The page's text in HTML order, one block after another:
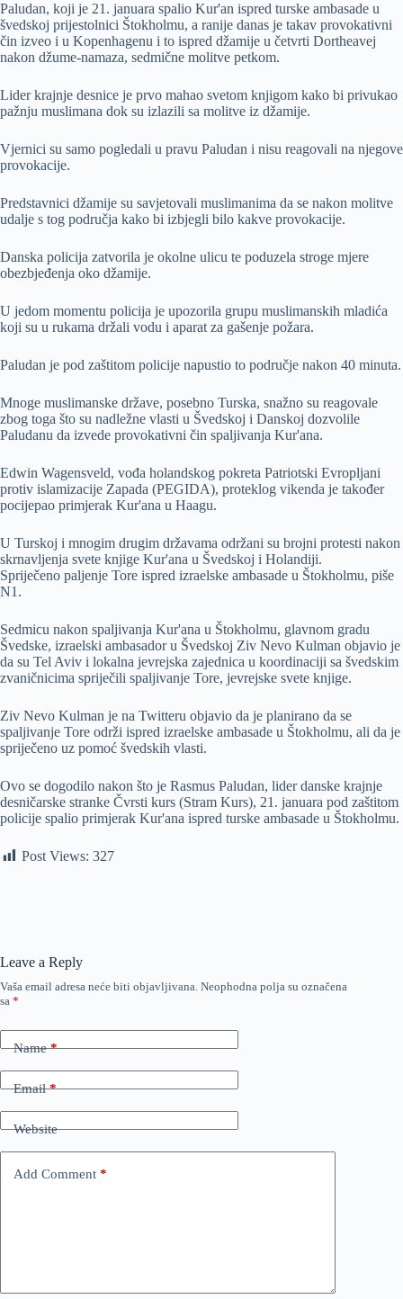
Paludan, koji je 21. januara spalio Kur'an ispred turske ambasade u
švedskoj prijestolnici Štokholmu, a ranije danas je takav provokativni
čin izveo i u Kopenhagenu i to ispred džamije u četvrti Dortheavej
nakon džume-namaza, sedmične molitve petkom.
Lider krajnje desnice je prvo mahao svetom knjigom kako bi privukao
pažnju muslimana dok su izlazili sa molitve iz džamije.
Vjernici su samo pogledali u pravu Paludan i nisu reagovali na njegove
provokacije.
Predstavnici džamije su savjetovali muslimanima da se nakon molitve
udalje s tog područja kako bi izbjegli bilo kakve provokacije.
Danska policija zatvorila je okolne ulicu te poduzela stroge mjere
obezbjeđenja oko džamije.
U jedom momentu policija je upozorila grupu muslimanskih mladića
koji su u rukama držali vodu i aparat za gašenje požara.
Paludan je pod zaštitom policije napustio to područje nakon 40 minuta.
Mnoge muslimanske države, posebno Turska, snažno su reagovale
zbog toga što su nadležne vlasti u Švedskoj i Danskoj dozvolile
Paludanu da izvede provokativni čin spaljivanja Kur'ana.
Edwin Wagensveld, vođa holandskog pokreta Patriotski Evropljani
protiv islamizacije Zapada (PEGIDA), proteklog vikenda je također
pocijepao primjerak Kur'ana u Haagu.
U Turskoj i mnogim drugim državama održani su brojni protesti nakon
skrnavljenja svete knjige Kur'ana u Švedskoj i Holandiji.
Spriječeno paljenje Tore ispred izraelske ambasade u Štokholmu, piše
N1.
Sedmicu nakon spaljivanja Kur'ana u Štokholmu, glavnom gradu
Švedske, izraelski ambasador u Švedskoj Ziv Nevo Kulman objavio je
da su Tel Aviv i lokalna jevrejska zajednica u koordinaciji sa švedskim
zvaničnicima spriječili spaljivanje Tore, jevrejske svete knjige.
Ziv Nevo Kulman je na Twitteru objavio da je planirano da se
spaljivanje Tore održi ispred izraelske ambasade u Štokholmu, ali da je
spriječeno uz pomoć švedskih vlasti.
Ovo se dogodilo nakon što je Rasmus Paludan, lider danske krajnje
desničarske stranke Čvrsti kurs (Stram Kurs), 21. januara pod zaštitom
policije spalio primjerak Kur'ana ispred turske ambasade u Štokholmu.
Post Views: 327
Leave a Reply
Vaša email adresa neće biti objavljivana. Neophodna polja su označena
sa *
Name*
Email*
Website
Add Comment *